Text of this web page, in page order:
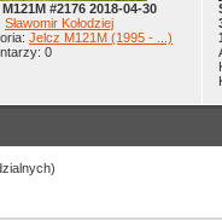
#2176 2018-04-30
Sławomir Kołodziej
Jelcz M121M (1995 - ...)
0